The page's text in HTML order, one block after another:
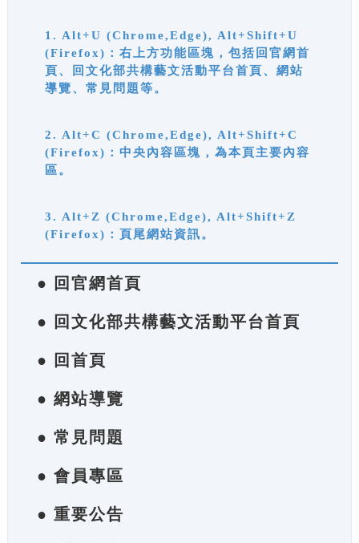
1. Alt+U (Chrome,Edge), Alt+Shift+U
(Firefox)：右上方功能區塊，包括回官網首
頁、回文化部共構藝文活動平台首頁、網站
導覽、常見問題等。
2. Alt+C (Chrome,Edge), Alt+Shift+C
(Firefox)：中央內容區塊，為本頁主要內容
區。
3. Alt+Z (Chrome,Edge), Alt+Shift+Z
(Firefox)：頁尾網站資訊。
● 回官網首頁
● 回文化部共構藝文活動平台首頁
● 回首頁
● 網站導覽
● 常見問題
● 會員專區
● 重要公告